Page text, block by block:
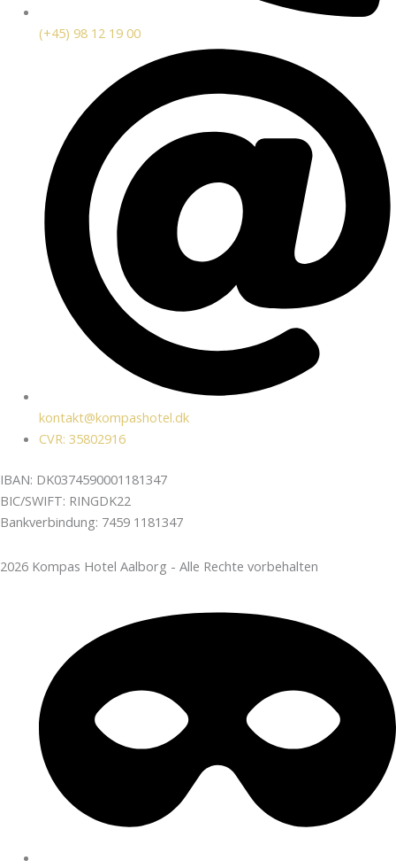
(+45) 98 12 19 00
kontakt@kompashotel.dk
CVR: 35802916
IBAN: DK0374590001181347
BIC/SWIFT: RINGDK22
Bankverbindung: 7459 1181347
2026 Kompas Hotel Aalborg - Alle Rechte vorbehalten